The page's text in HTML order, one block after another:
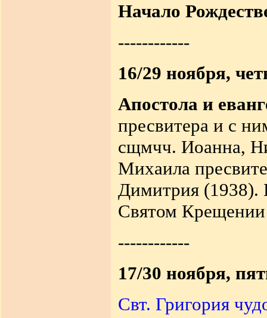
Начало
------------
16/29 ноября,
Апостола и
пресвитера и с
сщмчч. Иоанна,
Михаила
Димитрия (1938).
Святом
------------
17/30 ноября,
Свт. Григория